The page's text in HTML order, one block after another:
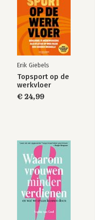
Guideshows you
culture that gets
organization′s
Erik Giebels
Topsport op de
werkvloer
€ 24,99